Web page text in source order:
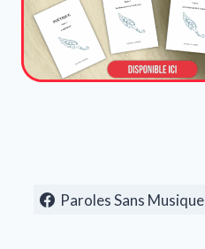
Paroles Sans Musique